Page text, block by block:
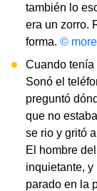
también lo
era un zorro.
forma. ©
Cuando tenía
Sonó el
preguntó
que no
se rio y gritó
El hombre
inquietante, y
parado en la